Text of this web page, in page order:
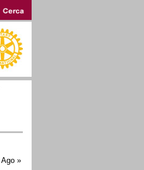
Ago »